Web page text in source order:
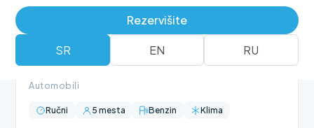
Rezervišite
SR EN RU
Citroen C3
Automobili
Ručni 5 mesta Benzin Klima